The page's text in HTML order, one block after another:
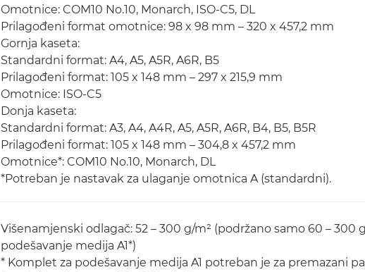
Omotnice: COM10 No.10, Monarch, ISO-C5, DL
Prilagođeni format omotnice: 98 x 98 mm – 320 x 457,2 mm
Gornja kaseta:
Standardni format: A4, A5, A5R, A6R, B5
Prilagođeni format: 105 x 148 mm – 297 x 215,9 mm
Omotnice: ISO-C5
Donja kaseta:
Standardni format: A3, A4, A4R, A5, A5R, A6R, B4, B5, B5R
Prilagođeni format: 105 x 148 mm – 304,8 x 457,2 mm
Omotnice*: COM10 No.10, Monarch, DL
*Potreban je nastavak za ulaganje omotnica A (standardni).
Višenamjenski odlagač: 52 – 300 g/m² (podržano samo 60 – 300
podešavanje medija A1*)
* Komplet za podešavanje medija A1 potreban je za premazani